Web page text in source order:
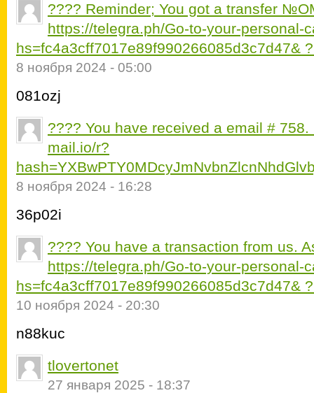
???? Reminder; You got a transfer
https://telegra.ph/Go-to-your-personal-
hs=fc4a3cff7017e89f990266085d3c7d47&
8 ноября 2024 - 05:00
081ozj
???? You have received a email #
mail.io/r?
8 ноября 2024 - 16:28
36p02i
???? You have a transaction from us.
https://telegra.ph/Go-to-your-personal-
hs=fc4a3cff7017e89f990266085d3c7d47&
10 ноября 2024 - 20:30
n88kuc
tlovertonet
27 января 2025 - 18:37